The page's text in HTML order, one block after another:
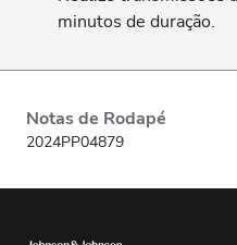
minutos de duração.
Notas de Rodapé
2024PP04879